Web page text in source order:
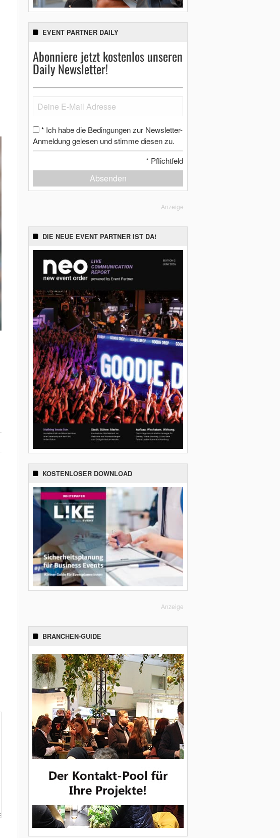
EVENT PARTNER DAILY
Abonniere jetzt kostenlos unseren
Daily Newsletter!
* Ich habe die Bedingungen zur Newsletter-
Anmeldung gelesen und stimme diesen zu.
* Pflichtfeld
Absenden
Anzeige
DIE NEUE EVENT PARTNER IST DA!
KOSTENLOSER DOWNLOAD
Anzeige
BRANCHEN-GUIDE